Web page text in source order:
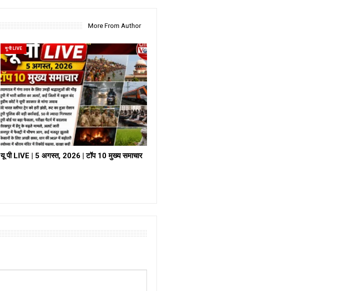
More From Author
यू पी LIVE
यू पी LIVE | 5 अगस्त, 2026 | टॉप 10 मुख्य समाचार